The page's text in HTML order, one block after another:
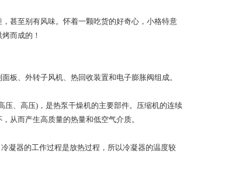
甚至别有风味。怀着一颗吃货的好奇心，小格特意
而成的！
板、外转子风机、热回收装置和电子膨胀阀组成。
、高压)，是热泵干燥机的主要部件。压缩机的连续
从而产生高质量的热量和低空气介质。
凝器的工作过程是放热过程，所以冷凝器的温度较